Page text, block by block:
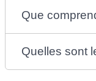
Que
Quelles sont